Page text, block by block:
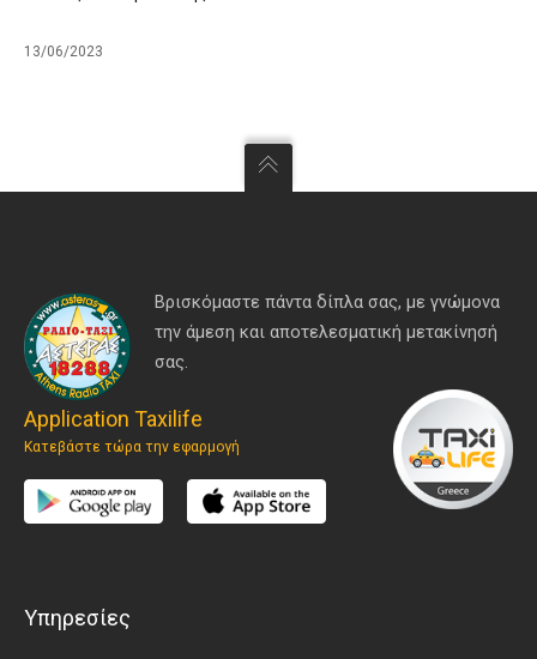
13/06/2023
Βρισκόμαστε πάντα δίπλα σας, με γνώμονα
την άμεση και αποτελεσματική μετακίνησή
σας.
Application Taxilife
Κατεβάστε τώρα την εφαρμογή
Υπηρεσίες